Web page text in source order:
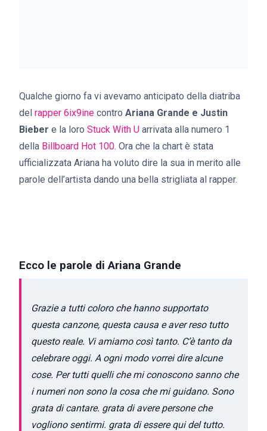
Qualche giorno fa vi avevamo anticipato della diatriba
del rapper 6ix9ine contro Ariana Grande e Justin
Bieber e la loro Stuck With U arrivata alla numero 1
della Billboard Hot 100. Ora che la chart è stata
ufficializzata Ariana ha voluto dire la sua in merito alle
parole dell’artista dando una bella strigliata al rapper.
Ecco le parole di Ariana Grande
Grazie a tutti coloro che hanno supportato
questa canzone, questa causa e aver reso tutto
questo reale. Vi amiamo così tanto. C’è tanto da
celebrare oggi. A ogni modo vorrei dire alcune
cose. Per tutti quelli che mi conoscono sanno che
i numeri non sono la cosa che mi guidano. Sono
grata di cantare. grata di avere persone che
vogliono sentirmi. grata di essere qui del tutto.